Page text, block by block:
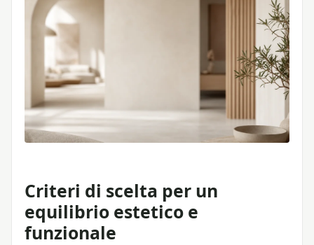
Criteri di scelta per un
equilibrio estetico e
funzionale